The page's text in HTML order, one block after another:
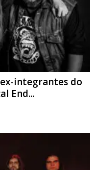
integrantes do
End...